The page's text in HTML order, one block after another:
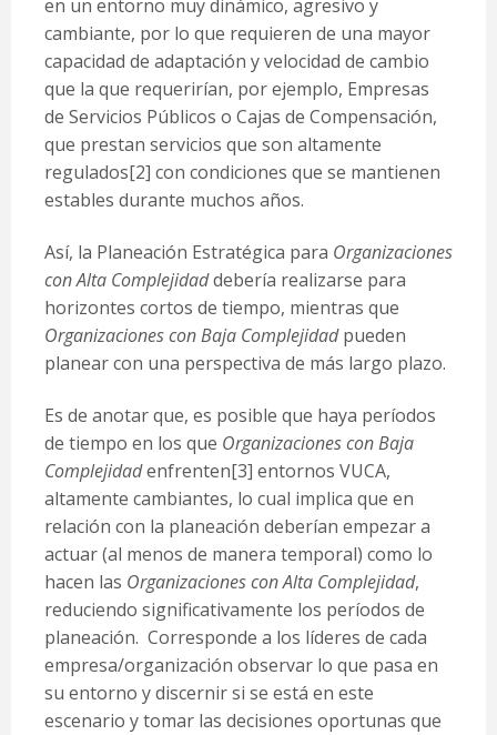
en un entorno muy dinámico, agresivo y
cambiante, por lo que requieren de una mayor
capacidad de adaptación y velocidad de cambio
que la que requerirían, por ejemplo, Empresas
de Servicios Públicos o Cajas de Compensación,
que prestan servicios que son altamente
regulados[2] con condiciones que se mantienen
estables durante muchos años.
Así, la Planeación Estratégica para Organizaciones
con Alta Complejidaddebería realizarse para
horizontes cortos de tiempo, mientras que
Organizaciones con Baja Complejidadpueden
planear con una perspectiva de más largo plazo.
Es de anotar que, es posible que haya períodos
de tiempo en los que Organizaciones con Baja
Complejidadenfrenten[3] entornos VUCA,
altamente cambiantes, lo cual implica que en
relación con la planeación deberían empezar a
actuar (al menos de manera temporal) como lo
hacen las Organizaciones con Alta Complejidad,
reduciendo significativamente los períodos de
planeación. Corresponde a los líderes de cada
empresa/organización observar lo que pasa en
su entorno y discernir si se está en este
escenario y tomar las decisiones oportunas que